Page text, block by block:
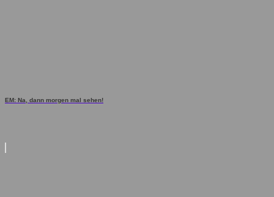
EM: Na, dann morgen mal sehen!